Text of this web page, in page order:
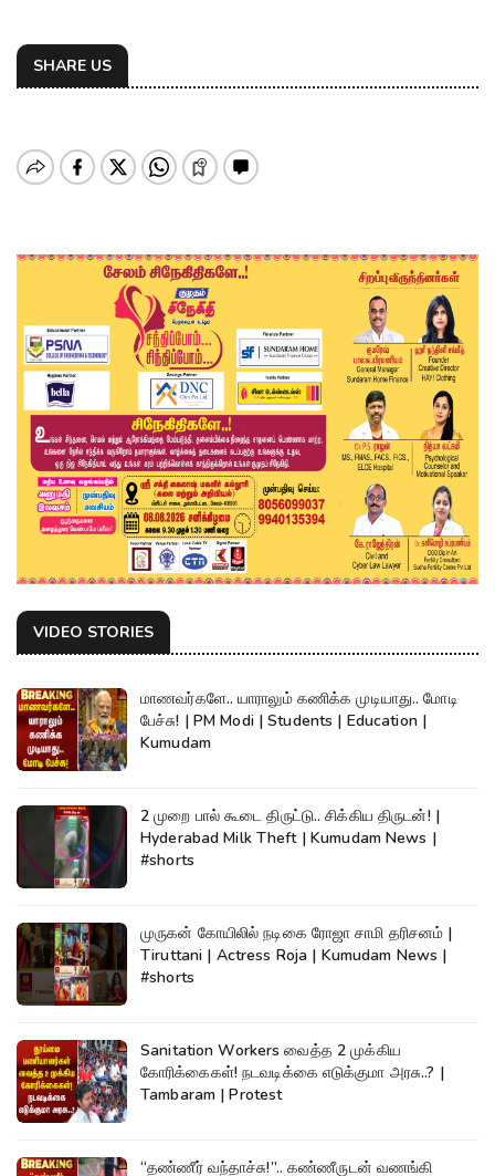
SHARE US
VIDEO STORIES
மாணவர்களே.. யாராலும் கணிக்க முடியாது.. மோடி
பேச்சு! | PM Modi | Students | Education |
Kumudam
2 முறை பால் கூடை திருட்டு.. சிக்கிய திருடன்! |
Hyderabad Milk Theft | Kumudam News |
#shorts
முருகன் கோயிலில் நடிகை ரோஜா சாமி தரிசனம் |
Tiruttani | Actress Roja | Kumudam News |
#shorts
Sanitation Workers வைத்த 2 முக்கிய
கோரிக்கைகள்! நடவடிக்கை எடுக்குமா அரசு..? |
Tambaram | Protest
“தண்ணீர் வந்தாச்சு!”.. கண்ணீருடன் வணங்கி